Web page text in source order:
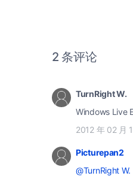
2 条评论
TurnRight W.
Windows Live
2012 年 02 月
Picturepan2
@TurnRight W.